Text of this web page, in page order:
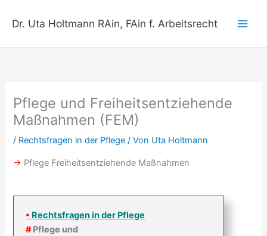
InhaltDr. Uta Holtmann RAin, FAin f. Arbeitsrecht
Pflege und Freiheitsentziehende
Maßnahmen (FEM)
/ Rechtsfragen in der Pflege / Von Uta Holtmann
→ Pflege Freiheitsentziehende Maßnahmen
• Rechtsfragen in der Pflege
#Pflege und